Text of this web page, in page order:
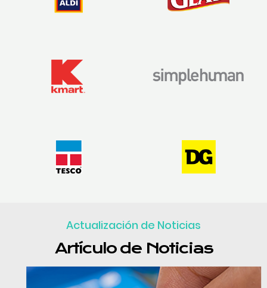
Actualización de Noticias
Artículo de Noticias